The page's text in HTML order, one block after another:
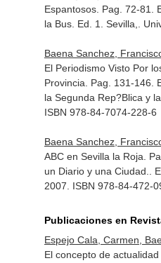
Espantosos. Pag. 72-81.
la Bus. Ed. 1. Sevilla,.
Baena Sanchez,
El Periodismo Visto Por
Provincia. Pag. 131-146.
la Segunda Rep?Blica y
ISBN 978-84-7074-228-6
Baena Sanchez,
ABC en Sevilla la Roja.
un Diario y una Ciudad.
.
2007. ISBN 978-84-472-
Publicaciones en
Espejo Cala, Carmen,
El concepto de